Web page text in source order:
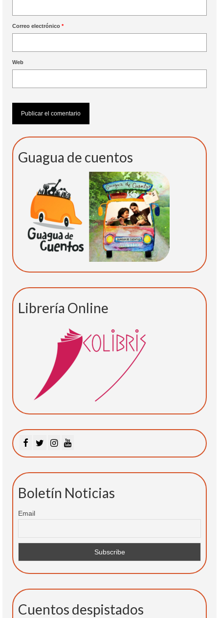
Correo electrónico *
Web
Guagua de cuentos
Librería Online
Boletín Noticias
Email
Cuentos despistados